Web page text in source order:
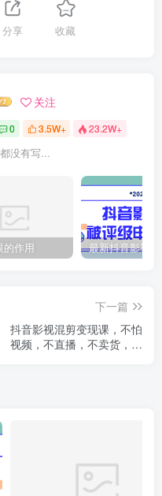
分享 收藏
关注
0 3.5W+ 23.2W+
没有写...
的作用
下一篇
抖音影视混剪变现课，不怕
视频，不直播，不卖货，月